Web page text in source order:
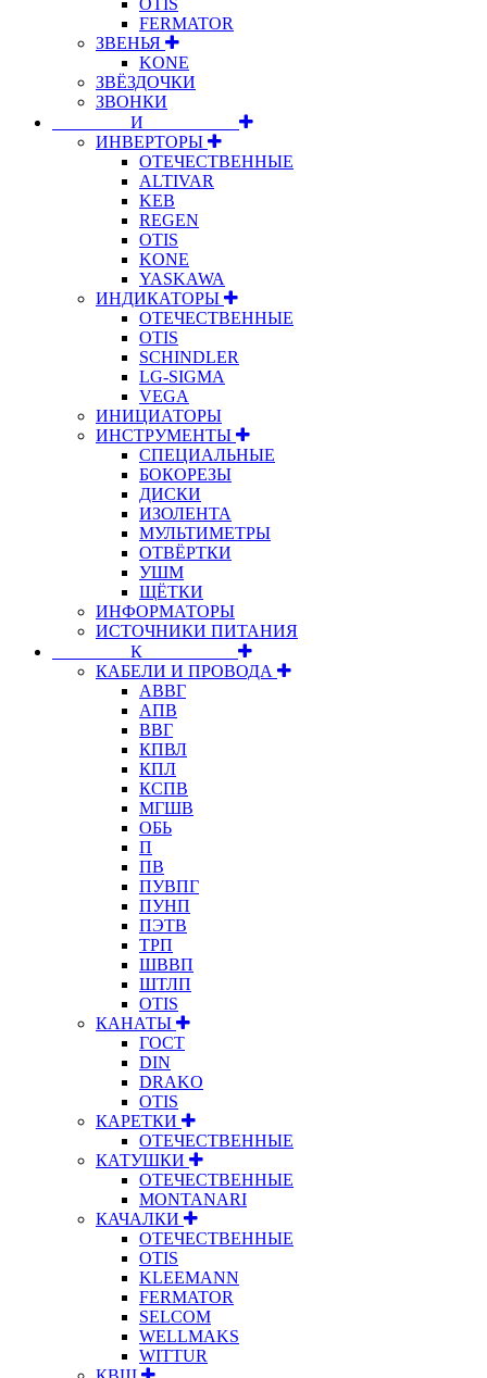
FERMATOR
ЗВЕНЬЯ
KONE
ЗВЁЗДОЧКИ
ЗВОНКИ
⠀⠀⠀⠀⠀⠀И⠀⠀⠀⠀⠀⠀⠀
ИНВЕРТОРЫ
ОТЕЧЕСТВЕННЫЕ
ALTIVAR
KEB
REGEN
OTIS
KONE
YASKAWA
ИНДИКАТОРЫ
ОТЕЧЕСТВЕННЫЕ
OTIS
SCHINDLER
LG-SIGMA
VEGA
ИНИЦИАТОРЫ
ИНСТРУМЕНТЫ
СПЕЦИАЛЬНЫЕ
БОКОРЕЗЫ
ДИСКИ
ИЗОЛЕНТА
МУЛЬТИМЕТРЫ
ОТВЁРТКИ
УШМ
ЩЁТКИ
ИНФОРМАТОРЫ
ИСТОЧНИКИ ПИТАНИЯ
⠀⠀⠀⠀⠀⠀К⠀⠀⠀⠀⠀⠀⠀
КАБЕЛИ И ПРОВОДА
АВВГ
АПВ
ВВГ
КПВЛ
КПЛ
КСПВ
МГШВ
ОБЬ
П
ПВ
ПУВПГ
ПУНП
ПЭТВ
ТРП
ШВВП
ШТЛП
OTIS
КАНАТЫ
ГОСТ
DIN
DRAKO
OTIS
КАРЕТКИ
ОТЕЧЕСТВЕННЫЕ
КАТУШКИ
ОТЕЧЕСТВЕННЫЕ
MONTANARI
КАЧАЛКИ
ОТЕЧЕСТВЕННЫЕ
OTIS
KLEEMANN
FERMATOR
SELCOM
WELLMAKS
WITTUR